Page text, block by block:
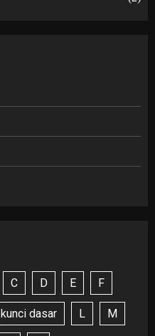
C D E F
kunci dasar L M